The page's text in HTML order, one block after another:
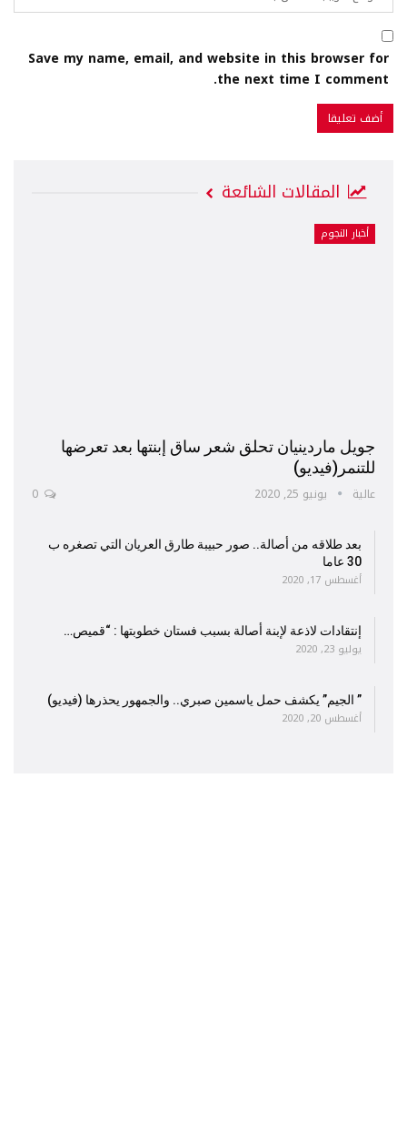
Save my name, email, and website in this browser for
the next time I comment.
المقالات الشائعة
أخبار النجوم
جويل ماردينيان تحلق شعر ساق إبنتها بعد تعرضها
للتنمر(فيديو)
عالية يونيو 25, 2020
بعد طلاقه من أصالة.. صور حبيبة طارق العريان التي تصغره ب
30 عاما
أغسطس 17, 2020
إنتقادات لاذعة لإبنة أصالة بسبب فستان خطوبتها : “قميص…
يوليو 23, 2020
” الجيم” يكشف حمل ياسمين صبري.. والجمهور يحذرها (فيديو)
أغسطس 20, 2020